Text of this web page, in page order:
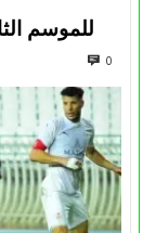
للموسم
0